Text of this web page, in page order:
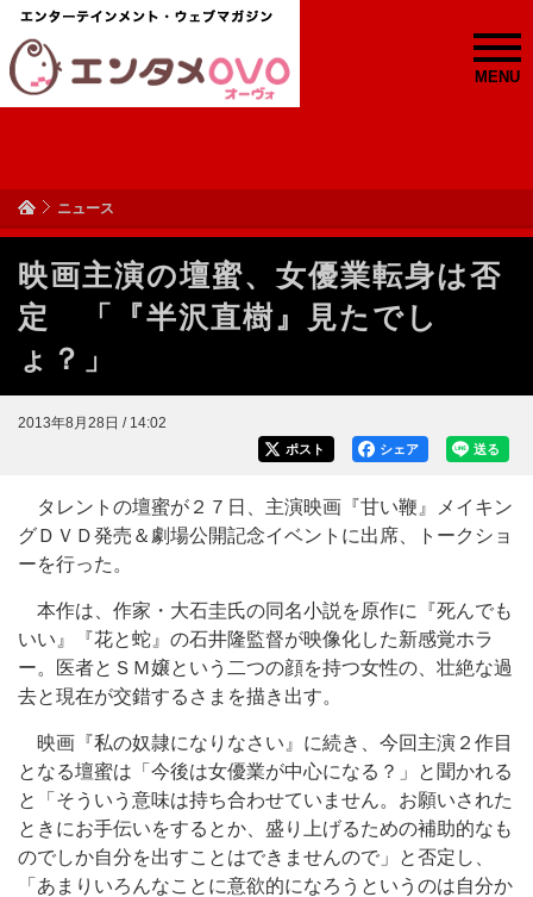
MENU
ニュース
映画主演の壇蜜、女優業転身は否
定 「『半沢直樹』見たでし
ょ？」
2013年8月28日 / 14:02
送る
シェア
ポスト
タレントの壇蜜が２７日、主演映画『甘い鞭』メイキン
グＤＶＤ発売＆劇場公開記念イベントに出席、トークショ
ーを行った。
本作は、作家・大石圭氏の同名小説を原作に『死んでも
いい』『花と蛇』の石井隆監督が映像化した新感覚ホラ
ー。医者とＳＭ嬢という二つの顔を持つ女性の、壮絶な過
去と現在が交錯するさまを描き出す。
映画『私の奴隷になりなさい』に続き、今回主演２作目
となる壇蜜は「今後は女優業が中心になる？」と聞かれる
と「そういう意味は持ち合わせていません。お願いされた
ときにお手伝いをするとか、盛り上げるための補助的なも
のでしか自分を出すことはできませんので」と否定し、
「あまりいろんなことに意欲的になろうというのは自分か